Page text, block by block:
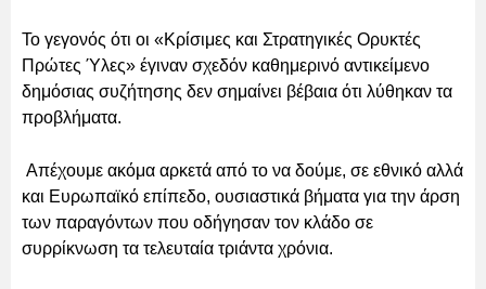
Το γεγονός ότι οι «Κρίσιμες και Στρατηγικές Ορυκτές
Πρώτες Ύλες» έγιναν σχεδόν καθημερινό αντικείμενο
δημόσιας συζήτησης δεν σημαίνει βέβαια ότι λύθηκαν τα
προβλήματα.
Απέχουμε ακόμα αρκετά από το να δούμε, σε εθνικό αλλά
και Ευρωπαϊκό επίπεδο, ουσιαστικά βήματα για την άρση
των παραγόντων που οδήγησαν τον κλάδο σε
συρρίκνωση τα τελευταία τριάντα χρόνια.